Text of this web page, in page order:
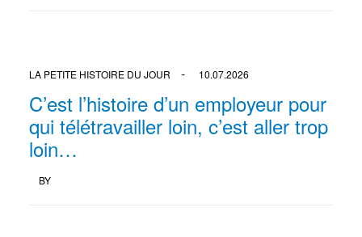
LA PETITE HISTOIRE DU JOUR 10.07.2026
C’est l’histoire d’un employeur pour
qui télétravailler loin, c’est aller trop
loin…
BY